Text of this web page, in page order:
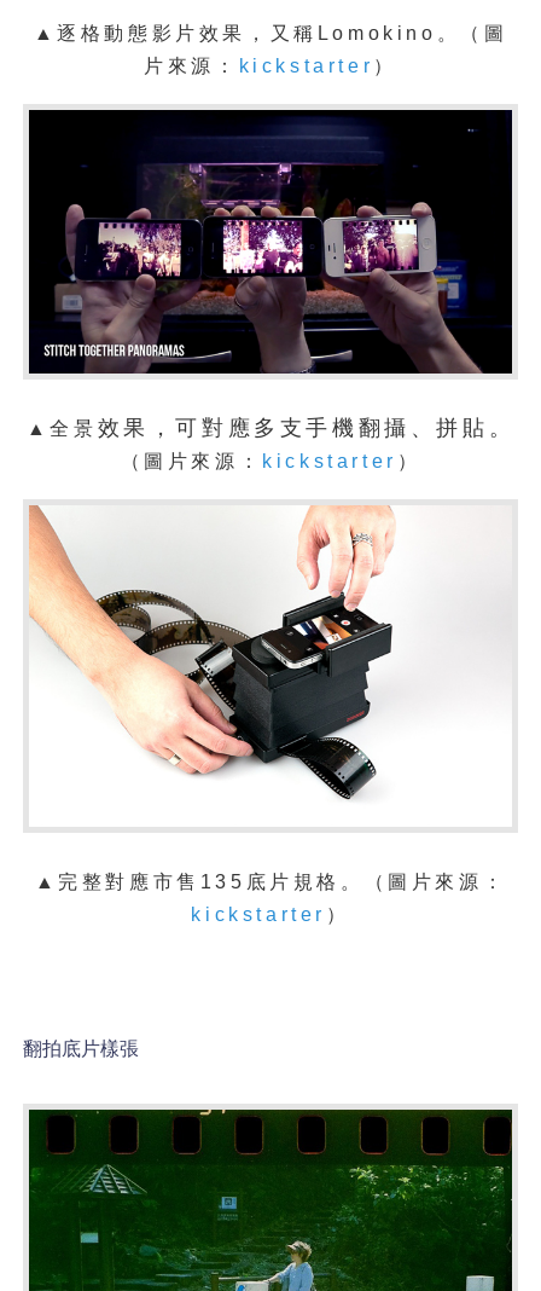
▲逐格動態影片效果，又稱Lomokino。 （ 圖
片來源：
kickstarter ）
▲全景 效果，可對應多支手機翻攝、拼貼。
（ 圖片來源： kickstarter ）
▲完整對應市售135底片規格。 （ 圖片來源：
kickstarter ）
翻拍底片樣張